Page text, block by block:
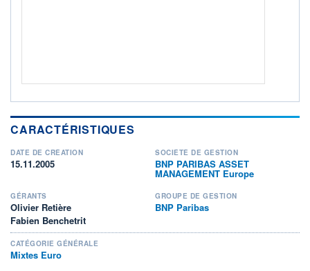
CARACTÉRISTIQUES
DATE DE CRÉATION
15.11.2005
SOCIÉTÉ DE GESTION
BNP PARIBAS ASSET
MANAGEMENT Europe
GÉRANTS
Olivier Retière
Fabien Benchetrit
GROUPE DE GESTION
BNP Paribas
CATÉGORIE GÉNÉRALE
Mixtes Euro